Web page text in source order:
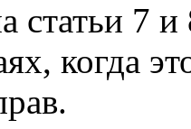
статьи 7
когда